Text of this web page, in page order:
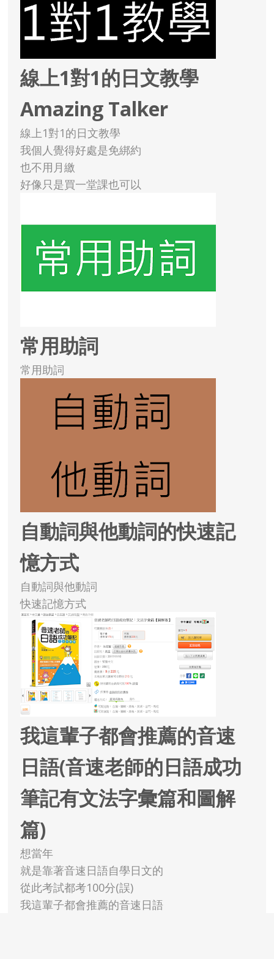
線上1對1的日文教學
Amazing Talker
線上1對1的日文教學
我個人覺得好處是免綁約
也不用月繳
好像只是買一堂課也可以
常用助詞
常用助詞
自動詞與他動詞的快速記
憶方式
自動詞與他動詞
快速記憶方式
我這輩子都會推薦的音速
日語(音速老師的日語成功
筆記有文法字彙篇和圖解
篇)
想當年
就是靠著音速日語自學日文的
從此考試都考100分(誤)
我這輩子都會推薦的音速日語